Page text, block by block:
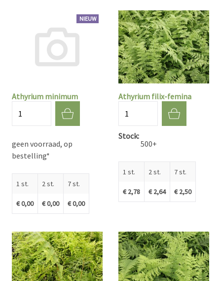
NIEUW
Athyrium minimum
geen voorraad, op
bestelling*
1 st.
€ 0,00
2 st.
€ 0,00
7 st.
€ 0,00
Athyrium filix-femina
Stock
500+
1 st.
€ 2,78
2 st.
€ 2,64
7 st.
€ 2,50